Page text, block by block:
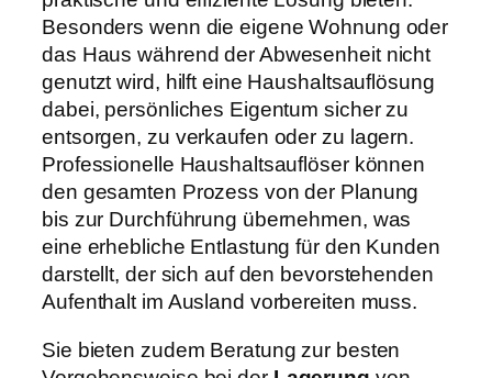
Besonders wenn die eigene Wohnung oder
das Haus während der Abwesenheit nicht
genutzt wird, hilft eine Haushaltsauflösung
dabei, persönliches Eigentum sicher zu
entsorgen, zu verkaufen oder zu lagern.
Professionelle Haushaltsauflöser können
den gesamten Prozess von der Planung
bis zur Durchführung übernehmen, was
eine erhebliche Entlastung für den Kunden
darstellt, der sich auf den bevorstehenden
Aufenthalt im Ausland vorbereiten muss.
Sie bieten zudem Beratung zur besten